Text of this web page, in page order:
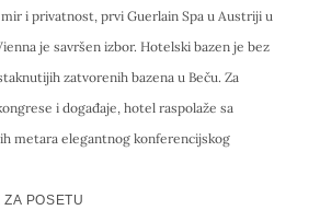
i privatnost, prvi Guerlain Spa u Austriji u
je savršen izbor. Hotelski bazen je bez
zatvorenih bazena u Beču. Za
i događaje, hotel raspolaže sa
metara elegantnog konferencijskog
POSETU